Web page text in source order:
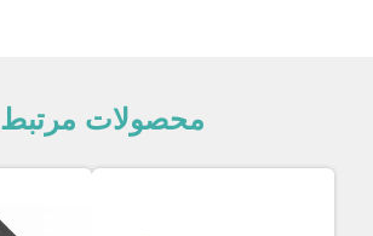
محصولات مرتبط